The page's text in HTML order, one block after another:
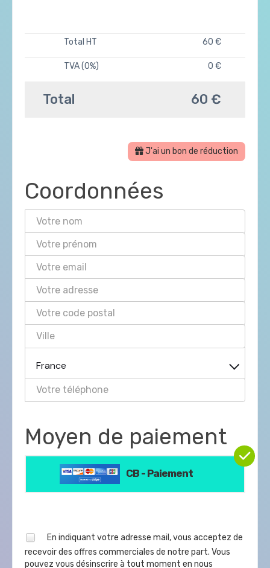
Total HT 60 €
TVA (0%) 0 €
Total 60 €
J'ai un bon de réduction
Coordonnées
France
Moyen de paiement
CB - Paiement
En indiquant votre adresse mail, vous acceptez de
recevoir des offres commerciales de notre part. Vous
pouvez vous désinscrire à tout moment en nous